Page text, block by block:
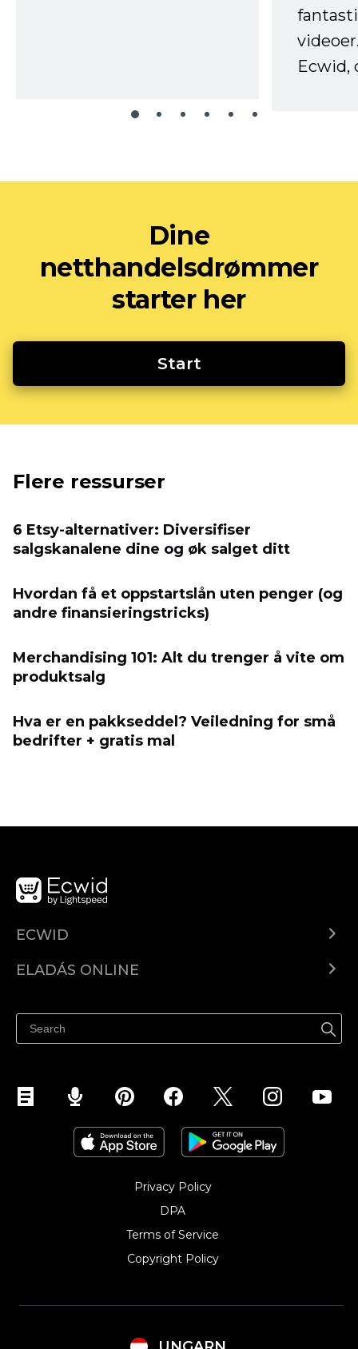
Ecwid,
Dine
netthandelsdrømmer
starter her
Start
Flere ressurser
6 Etsy-alternativer: Diversifiser
salgskanalene dine og øk salget ditt
Hvordan få et oppstartslån uten penger (og
andre finansieringstricks)
Merchandising 101: Alt du trenger å vite om
produktsalg
Hva er en pakkseddel? Veiledning for små
bedrifter + gratis mal
ECWID
Árkalkuláció
ELADÁS ONLINE
Eladás a Facebookon
Eladás Instagramon
Privacy Policy
DPA
Terms of Service
Copyright Policy‎